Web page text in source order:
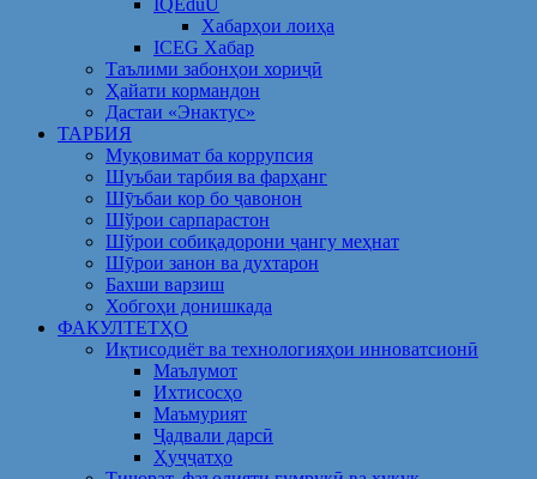
IQEduU
Хабарҳои лоиҳа
ICEG Хабар
Таълими забонҳои хориҷӣ
Ҳайати кормандон
Дастаи «Энактус»
ТАРБИЯ
Муқовимат ба коррупсия
Шуъбаи тарбия ва фарҳанг
Шӯъбаи кор бо ҷавонон
Шўрои сарпарастон
Шўрои собиқадорони ҷангу меҳнат
Шӯрои занон ва духтарон
Бахши варзиш
Хобгоҳи донишкада
ФАКУЛТЕТҲО
Иқтисодиёт ва технологияҳои инноватсионӣ
Маълумот
Ихтисосҳо
Маъмурият
Ҷадвали дарсӣ
Ҳуҷҷатҳо